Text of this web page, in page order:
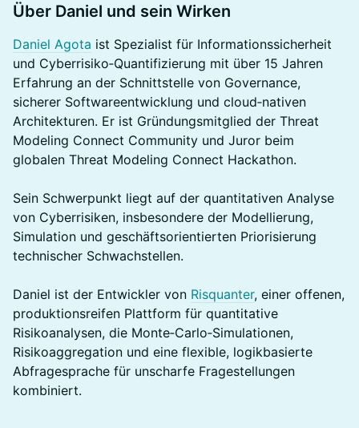
Über Daniel und sein Wirken
Daniel Agota ist Spezialist für Informationssicherheit
und Cyberrisiko‑Quantifizierung mit über 15 Jahren
Erfahrung an der Schnittstelle von Governance,
sicherer Softwareentwicklung und cloud‑nativen
Architekturen. Er ist Gründungsmitglied der Threat
Modeling Connect Community und Juror beim
globalen Threat Modeling Connect Hackathon.
Sein Schwerpunkt liegt auf der quantitativen Analyse
von Cyberrisiken, insbesondere der Modellierung,
Simulation und geschäftsorientierten Priorisierung
technischer Schwachstellen.
Daniel ist der Entwickler von Risquanter, einer offenen,
produktionsreifen Plattform für quantitative
Risikoanalysen, die Monte‑Carlo‑Simulationen,
Risikoaggregation und eine flexible, logikbasierte
Abfragesprache für unscharfe Fragestellungen
kombiniert.